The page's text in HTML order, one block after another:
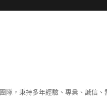
隊，秉持多年經驗、專業、誠信